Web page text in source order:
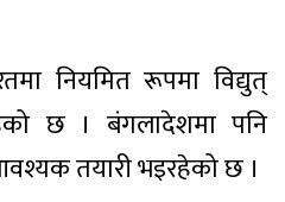
नियमित रूपमा विद्युत्
छ । बंगलादेशमा पनि
तयारी भइरहेको छ ।